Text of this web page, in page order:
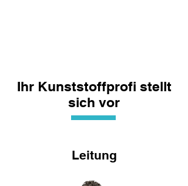
Ihr Kunststoffprofi stellt
sich vor
Leitung